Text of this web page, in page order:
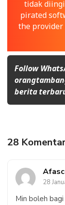
tidak
pirated
the provider
Follow
berita
28
28
Min boleh